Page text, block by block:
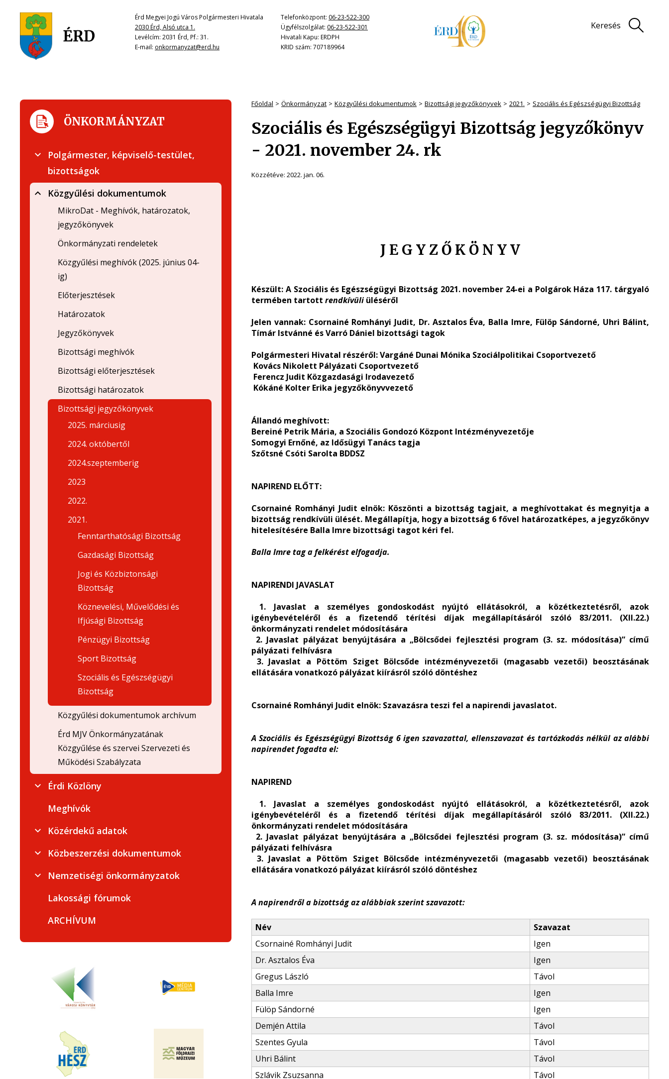
Érd Megyei Jogú Város Polgármesteri Hivatala
2030 Érd, Alsó utca 1.
Levélcím: 2031 Érd, Pf.: 31.
E-mail: onkormanyzat@erd.hu
Telefonközpont: 06-23-522-300
Ügyfélszolgálat: 06-23-522-301
Hivatali Kapu: ERDPH
KRID szám: 707189964
Keresés
Főoldal Önkormányzat Közgyűlési dokumentumok Bizottsági jegyzőkönyvek 2021. Szociális és Egészségügyi Bizottság
Szociális és Egészségügyi Bizottság jegyzőkönyv
- 2021. november 24. rk
Közzétéve: 2022. jan. 06.
J E G Y Z Ő K Ö N Y V
Készült: A Szociális és Egészségügyi Bizottság 2021. november 24-ei a Polgárok Háza 117. tárgyaló
termében tartott rendkívüli üléséről
Jelen vannak: Csornainé Romhányi Judit, Dr. Asztalos Éva, Balla Imre, Fülöp Sándorné, Uhri Bálint,
Tímár Istvánné és Varró Dániel bizottsági tagok
Polgármesteri Hivatal részéről: Vargáné Dunai Mónika Szociálpolitikai Csoportvezető
Kovács Nikolett Pályázati Csoportvezető
Ferencz Judit Közgazdasági Irodavezető
Kókáné Kolter Erika jegyzőkönyvvezető
Állandó meghívott:
Bereiné Petrik Mária, a Szociális Gondozó Központ Intézményvezetője
Somogyi Ernőné, az Idősügyi Tanács tagja
Szőtsné Csóti Sarolta BDDSZ
NAPIREND ELŐTT:
Csornainé Romhányi Judit elnök: Köszönti a bizottság tagjait, a meghívottakat és megnyitja a
bizottság rendkívüli ülését. Megállapítja, hogy a bizottság 6 fővel határozatképes, a jegyzőkönyv
hitelesítésére Balla Imre bizottsági tagot kéri fel.
Balla Imre tag a felkérést elfogadja.
NAPIRENDI JAVASLAT
1. Javaslat a személyes gondoskodást nyújtó ellátásokról, a közétkeztetésről, azok
igénybevételéről és a fizetendő térítési díjak megállapításáról szóló 83/2011. (XII.22.)
önkormányzati rendelet módosítására
2. Javaslat pályázat benyújtására a „Bölcsődei fejlesztési program (3. sz. módosítása)” című
pályázati felhívásra
3. Javaslat a Pöttöm Sziget Bölcsőde intézményvezetői (magasabb vezetői) beosztásának
ellátására vonatkozó pályázat kiírásról szóló döntéshez
Csornainé Romhányi Judit elnök: Szavazásra teszi fel a napirendi javaslatot.
A Szociális és Egészségügyi Bizottság 6 igen szavazattal, ellenszavazat és tartózkodás nélkül az alábbi
napirendet fogadta el:
NAPIREND
1. Javaslat a személyes gondoskodást nyújtó ellátásokról, a közétkeztetésről, azok
igénybevételéről és a fizetendő térítési díjak megállapításáról szóló 83/2011. (XII.22.)
önkormányzati rendelet módosítására
2. Javaslat pályázat benyújtására a „Bölcsődei fejlesztési program (3. sz. módosítása)” című
pályázati felhívásra
3. Javaslat a Pöttöm Sziget Bölcsőde intézményvezetői (magasabb vezetői) beosztásának
ellátására vonatkozó pályázat kiírásról szóló döntéshez
A napirendről a bizottság az alábbiak szerint szavazott:
Név
Szavazat
Csornainé Romhányi Judit
Igen
Dr. Asztalos Éva
Igen
Gregus László
Távol
Balla Imre
Igen
Fülöp Sándorné
Igen
Demjén Attila
Távol
Szentes Gyula
Távol
Uhri Bálint
Távol
Szlávik Zsuzsanna
Távol
ÖNKORMÁNYZAT
Polgármester, képviselő-testület,
bizottságok
Közgyűlési dokumentumok
MikroDat - Meghívók, határozatok,
jegyzőkönyvek
Önkormányzati rendeletek
Közgyűlési meghívók (2025. június 04-
ig)
Előterjesztések
Határozatok
Jegyzőkönyvek
Bizottsági meghívók
Bizottsági előterjesztések
Bizottsági határozatok
Bizottsági jegyzőkönyvek
2025. márciusig
2024. októbertől
2024.szeptemberig
2023
2022.
2021.
Fenntarthatósági Bizottság
Gazdasági Bizottság
Jogi és Közbiztonsági
Bizottság
Köznevelési, Művelődési és
Ifjúsági Bizottság
Pénzügyi Bizottság
Sport Bizottság
Szociális és Egészségügyi
Bizottság
Közgyűlési dokumentumok archívum
Érd MJV Önkormányzatának
Közgyűlése és szervei Szervezeti és
Működési Szabályzata
Érdi Közlöny
Meghívók
Közérdekű adatok
Közbeszerzési dokumentumok
Nemzetiségi önkormányzatok
Lakossági fórumok
ARCHÍVUM